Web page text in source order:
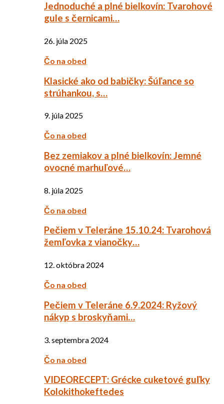
Jednoduché a plné bielkovín: Tvarohové
gule s černicami…
26. júla 2025
Čo na obed
Klasické ako od babičky: Šúľance so
strúhankou, s…
9. júla 2025
Čo na obed
Bez zemiakov a plné bielkovín: Jemné
ovocné marhuľové…
8. júla 2025
Čo na obed
Pečiem v Teleráne 15.10.24: Tvarohová
žemľovka z vianočky…
12. októbra 2024
Čo na obed
Pečiem v Teleráne 6.9.2024: Ryžový
nákyp s broskyňami…
3. septembra 2024
Čo na obed
VIDEORECEPT: Grécke cuketové guľky
Kolokithokeftedes